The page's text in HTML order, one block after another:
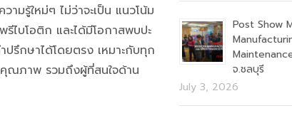
มรู้ใหม่ๆ ไม่ว่าจะเป็น แนวโน้ม
ไบโอติก และได้มีโอกาสพบปะ
รึกษาได้โดยตรง เหมาะกับทุก
ณภาพ รวมถึงผู้ที่สนใจด้าน
Post Show
จ.ชลบุรี
July 3, 2026